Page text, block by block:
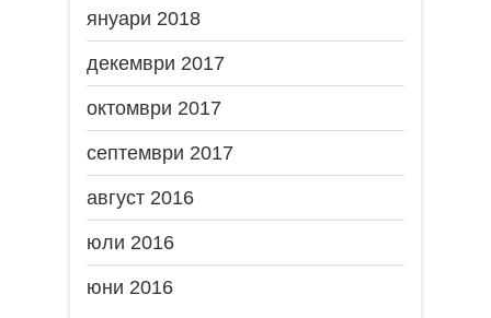
януари 2018
декември 2017
октомври 2017
септември 2017
август 2016
юли 2016
юни 2016